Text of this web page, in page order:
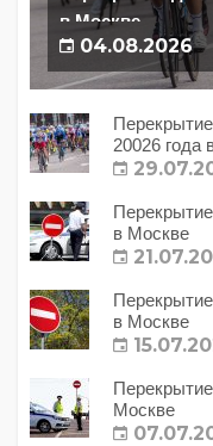
в Москве
04.08.2026
20026 года
в Москве
в Москве
Москве